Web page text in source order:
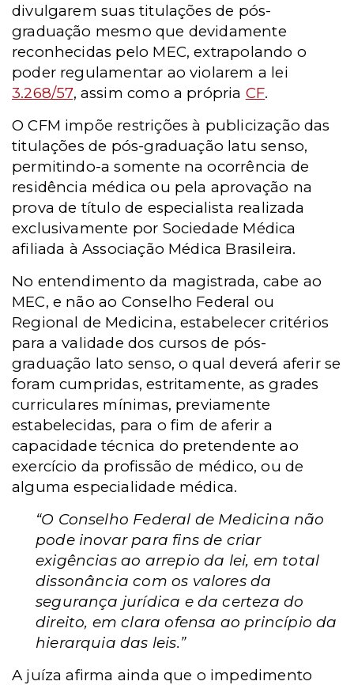
divulgarem suas titulações de pós-
graduação mesmo que devidamente
reconhecidas pelo MEC, extrapolando o
poder regulamentar ao violarem a lei
3.268/57, assim como a própria CF.
O CFM impõe restrições à publicização das
titulações de pós-graduação latu senso,
permitindo-a somente na ocorrência de
residência médica ou pela aprovação na
prova de título de especialista realizada
exclusivamente por Sociedade Médica
afiliada à Associação Médica Brasileira.
No entendimento da magistrada, cabe ao
MEC, e não ao Conselho Federal ou
Regional de Medicina, estabelecer critérios
para a validade dos cursos de pós-
graduação lato senso, o qual deverá aferir se
foram cumpridas, estritamente, as grades
curriculares mínimas, previamente
estabelecidas, para o fim de aferir a
capacidade técnica do pretendente ao
exercício da profissão de médico, ou de
alguma especialidade médica.
“O Conselho Federal de Medicina não
pode inovar para fins de criar
exigências ao arrepio da lei, em total
dissonância com os valores da
segurança jurídica e da certeza do
direito, em clara ofensa ao princípio da
hierarquia das leis.”
A juíza afirma ainda que o impedimento